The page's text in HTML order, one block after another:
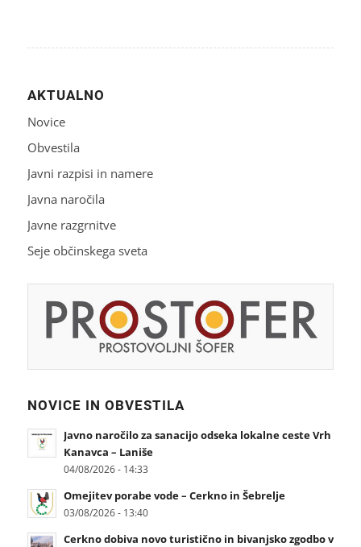
AKTUALNO
Novice
Obvestila
Javni razpisi in namere
Javna naročila
Javne razgrnitve
Seje občinskega sveta
NOVICE IN OBVESTILA
Javno naročilo za sanacijo odseka lokalne ceste Vrh
Kanavca – Laniše
04/08/2026 - 14:33
Omejitev porabe vode – Cerkno in Šebrelje
03/08/2026 - 13:40
Cerkno dobiva novo turistično in bivanjsko zgodbo v